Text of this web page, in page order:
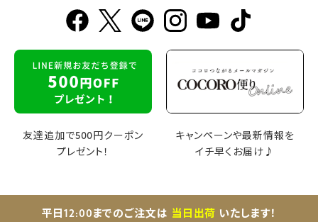
友達追加で500円クーポン
プレゼント！
キャンペーンや最新情報を
イチ早くお届け♪
平日12:00までのご注文は 当日出荷 いたします！